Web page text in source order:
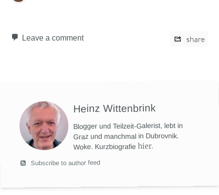
Leave a comment share
Heinz Wittenbrink
Blogger und Teilzeit-Galerist, lebt in
Graz und manchmal in Dubrovnik.
Woke. Kurzbiografiehier.
Subscribe to author feed